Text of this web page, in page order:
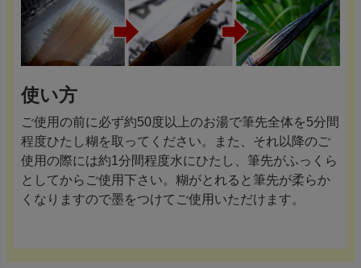
使い方
ご使用の前に必ず約50度以上のお湯で筆先全体を5分間
程度ひたし糊を取ってください。また、それ以降のご
使用の際には約1分間程度水にひたし、筆先がふっくら
としてからご使用下さい。糊がとれると筆先が柔らか
くなりますので墨をつけてご使用いただけます。